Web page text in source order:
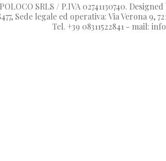
SRLS / P.IVA 02741130740. Designed
Sede legale ed operativa: Via Verona 9,
Tel. +39 08311522841 - mail: